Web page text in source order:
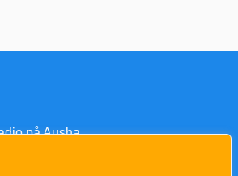
på Ausha